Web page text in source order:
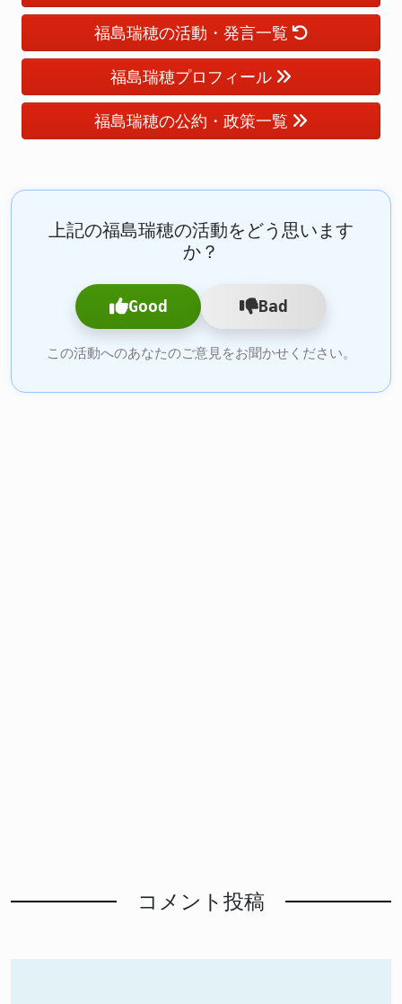
福島瑞穂の活動・発言一覧
福島瑞穂プロフィール
福島瑞穂の公約・政策一覧
上記の福島瑞穂の活動をどう思います
か？
Good Bad
この活動へのあなたのご意見をお聞かせください。
コメント投稿